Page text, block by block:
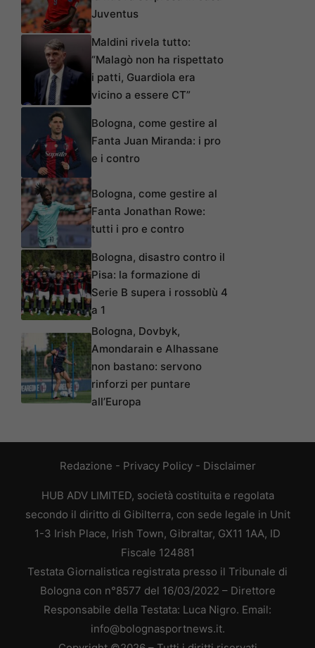
Juventus
Maldini rivela tutto:
“Malagò non ha rispettato
i patti, Guardiola era
vicino a essere CT”
Bologna, come gestire al
Fanta Juan Miranda: i pro
e i contro
Bologna, come gestire al
Fanta Jonathan Rowe:
tutti i pro e contro
Bologna, disastro contro il
Pisa: la formazione di
Serie B supera i rossoblù 4
a 1
Bologna, Dovbyk,
Amondarain e Alhassane
non bastano: servono
rinforzi per puntare
all’Europa
Redazione - Privacy Policy- Disclaimer
HUB ADV LIMITED, società costituita e regolata
secondo il diritto di Gibilterra, con sede legale in Unit
1-3 Irish Place, Irish Town, Gibraltar, GX11 1AA, ID
Fiscale 124881
Testata Giornalistica registrata presso il Tribunale di
Bologna con n°8577 del 16/03/2022 – Direttore
Responsabile della Testata: Luca Nigro. Email:
info@bolognasportnews.it.